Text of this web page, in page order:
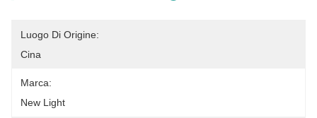
Luogo Di Origine:
Cina
Marca:
New Light